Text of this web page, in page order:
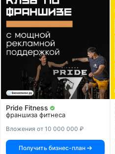
Pride Fitness
франшиза фитнеса
Вложения от 10 000 000 ₽
Получить бизнес-план